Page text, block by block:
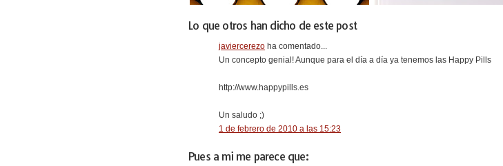
Lo que otros han dicho de este post
javiercerezo ha comentado...
Un concepto genial! Aunque para el día a día ya tenemos las Happy Pills
http://www.happypills.es
Un saludo ;)
1 de febrero de 2010 a las 15:23
Pues a mi me parece que: